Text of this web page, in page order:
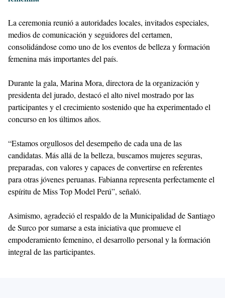
La ceremonia reunió a autoridades locales, invitados especiales,
medios de comunicación y seguidores del certamen,
consolidándose como uno de los eventos de belleza y formación
femenina más importantes del país.
Durante la gala, Marina Mora, directora de la organización y
presidenta del jurado, destacó el alto nivel mostrado por las
participantes y el crecimiento sostenido que ha experimentado el
concurso en los últimos años.
“Estamos orgullosos del desempeño de cada una de las
candidatas. Más allá de la belleza, buscamos mujeres seguras,
preparadas, con valores y capaces de convertirse en referentes
para otras jóvenes peruanas. Fabianna representa perfectamente el
espíritu de Miss Top Model Perú”, señaló.
Asimismo, agradeció el respaldo de la Municipalidad de Santiago
de Surco por sumarse a esta iniciativa que promueve el
empoderamiento femenino, el desarrollo personal y la formación
integral de las participantes.